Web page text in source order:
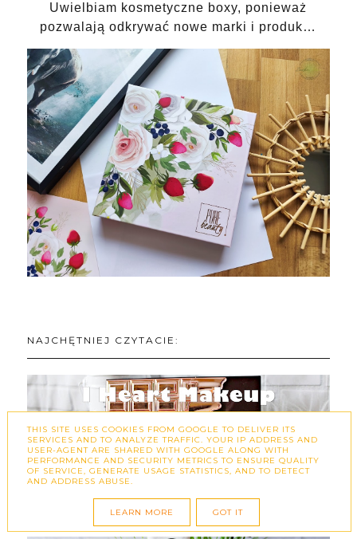
Uwielbiam kosmetyczne boxy, ponieważ
pozwalają odkrywać nowe marki i produk…
NAJCHĘTNIEJ CZYTACIE:
I ♥ MAKEUP I ♥ CHOCOLATE ROSE
THIS SITE USES COOKIES FROM GOOGLE TO DELIVER ITS
SERVICES AND TO ANALYZE TRAFFIC. YOUR IP ADDRESS AND
USER-AGENT ARE SHARED WITH GOOGLE ALONG WITH
PERFORMANCE AND SECURITY METRICS TO ENSURE QUALITY
OF SERVICE, GENERATE USAGE STATISTICS, AND TO DETECT
AND ADDRESS ABUSE.
LEARN MORE GOT IT